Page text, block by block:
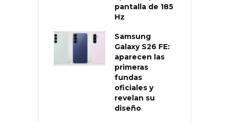
pantalla de 185
Hz
Samsung
Galaxy S26 FE:
aparecen las
primeras
fundas
oficiales y
revelan su
diseño